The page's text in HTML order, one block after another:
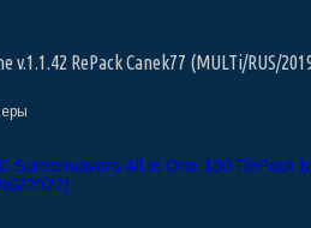
v.1.1.42 RePack Canek77 (MULTi/RUS/